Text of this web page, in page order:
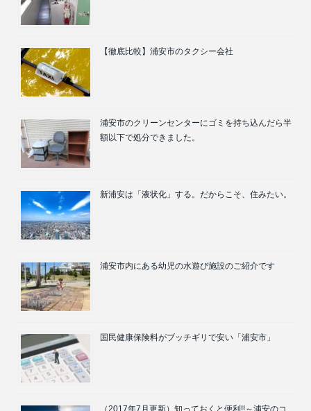
【徹底比較】浦安市のタクシー会社
浦安市のクリーンセンターにゴミを持ち込んだら半
額以下で処分できました。
新浦安は「液状化」する。だからこそ、住みたい。
浦安市内にある幼児の水遊び施設のご紹介です
国民健康保険料がブッチギリで安い「浦安市」
（2017年7月更新）知っておくと便利!!～浦安のコ